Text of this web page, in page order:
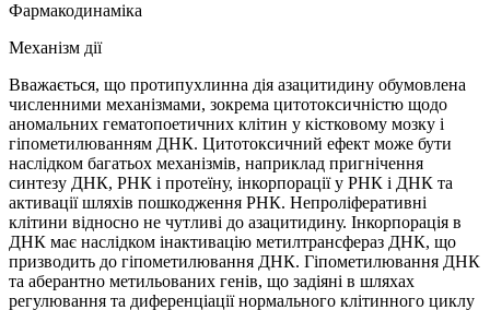
Фармакодинаміка
Механізм дії
Вважається, що протипухлинна дія азацитидину обумовлена
численними механізмами, зокрема цитотоксичністю щодо
аномальних гематопоетичних клітин у кістковому мозку і
гіпометилюванням ДНК. Цитотоксичний ефект може бути
наслідком багатьох механізмів, наприклад пригнічення
синтезу ДНК, РНК і протеїну, інкорпорації у РНК і ДНК та
активації шляхів пошкодження РНК. Непроліферативні
клітини відносно не чутливі до азацитидину. Інкорпорація в
ДНК має наслідком інактивацію метилтрансфераз ДНК, що
призводить до гіпометилювання ДНК. Гіпометилювання ДНК
та аберантно метильованих генів, що задіяні в шляхах
регулювання та диференціації нормального клітинного циклу